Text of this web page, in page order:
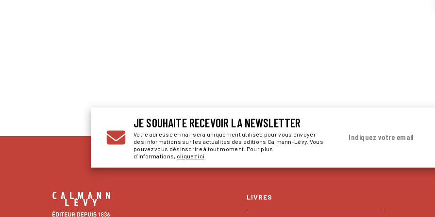
JE SOUHAITE RECEVOIR LA NEWSLETTER
Votre adresse e-mail sera uniquement utilisée pour vous envoyer
des informations sur les actualités des éditions Calmann-Lévy. Vous
pouvez vous désinscrire à tout moment. Pour plus
d’informations, cliquez ici
Indiquez votre email
LIVRES